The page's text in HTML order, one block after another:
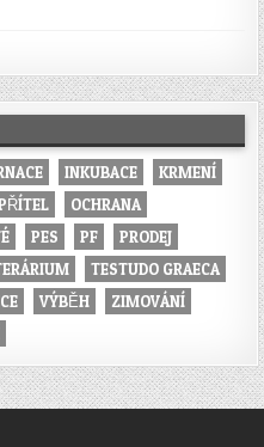
INKUBACE
KRMENÍ
OCHRANA
PES PF
PRODEJ
TESTUDO GRAECA
VÝBĚH
ZIMOVÁNÍ